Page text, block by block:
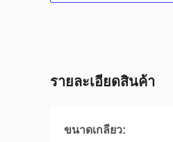
รายละเอียดสินค้า
ขนาดเกลียว: